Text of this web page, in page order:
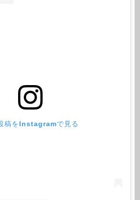
稿をInstagramで見る